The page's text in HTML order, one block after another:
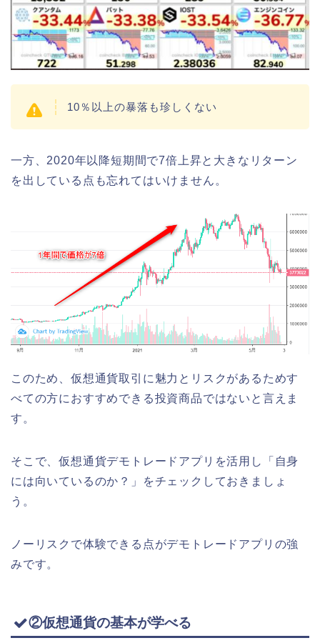
10％以上の暴落も珍しくない
一方、2020年以降短期間で7倍上昇と大きなリターン
を出している点も忘れてはいけません。
このため、仮想通貨取引に魅力とリスクがあるためす
べての方におすすめできる投資商品ではないと言えま
す。
そこで、仮想通貨デモトレードアプリを活用し「自身
には向いているのか？」をチェックしておきましょ
う。
ノーリスクで体験できる点がデモトレードアプリの強
みです。
②仮想通貨の基本が学べる